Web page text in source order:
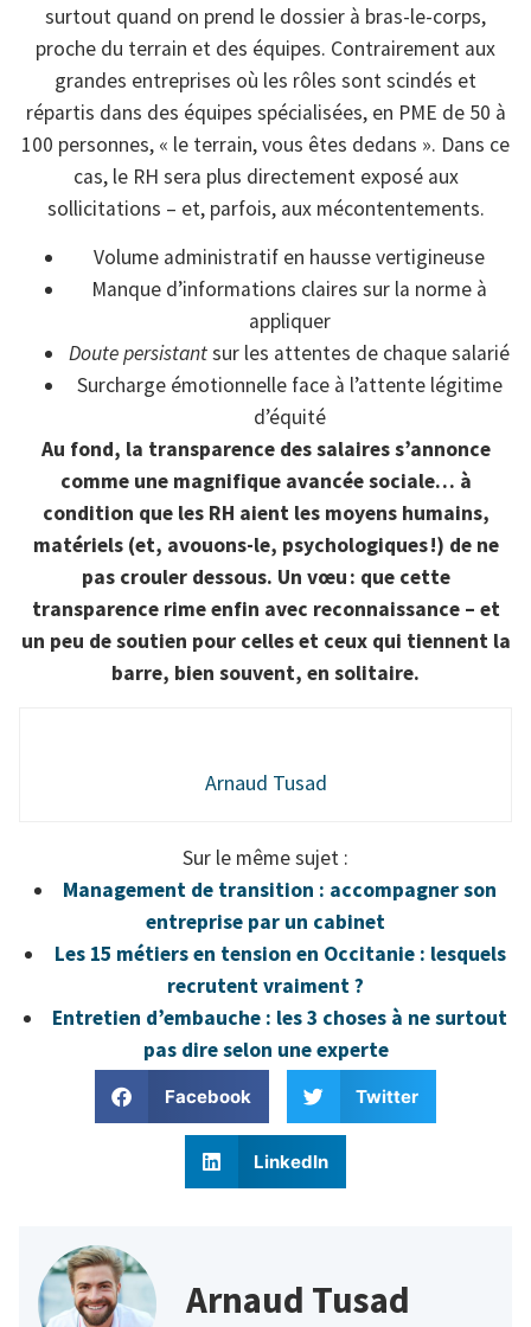
surtout quand on prend le dossier à bras-le-corps,
proche du terrain et des équipes. Contrairement aux
grandes entreprises où les rôles sont scindés et
répartis dans des équipes spécialisées, en PME de 50 à
100 personnes, « le terrain, vous êtes dedans ». Dans ce
cas, le RH sera plus directement exposé aux
sollicitations – et, parfois, aux mécontentements.
Volume administratif en hausse vertigineuse
Manque d’informations claires sur la norme à
appliquer
Doute persistantsur les attentes de chaque salarié
Surcharge émotionnelle face à l’attente légitime
d’équité
Au fond, la transparence des salaires s’annonce
comme une magnifique avancée sociale… à
condition que les RH aient les moyens humains,
matériels (et, avouons-le, psychologiques !) de ne
pas crouler dessous. Un vœu : que cette
transparence rime enfin avec reconnaissance – et
un peu de soutien pour celles et ceux qui tiennent la
barre, bien souvent, en solitaire.
Arnaud Tusad
Sur le même sujet :
Management de transition : accompagner son
entreprise par un cabinet
Les 15 métiers en tension en Occitanie : lesquels
recrutent vraiment ?
Entretien d’embauche : les 3 choses à ne surtout
pas dire selon une experte
Facebook Twitter
LinkedIn
Arnaud Tusad